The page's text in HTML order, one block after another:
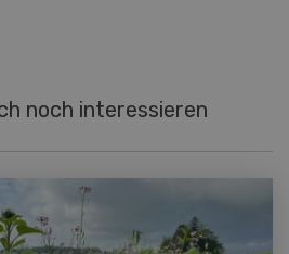
noch interessieren